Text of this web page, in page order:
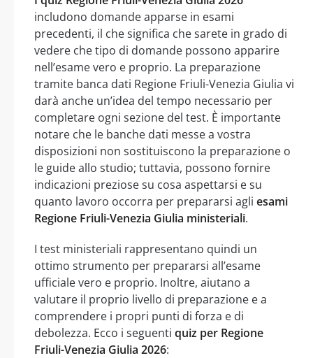
includono domande apparse in esami
precedenti, il che significa che sarete in grado di
vedere che tipo di domande possono apparire
nell’esame vero e proprio. La preparazione
tramite banca dati Regione Friuli-Venezia Giulia vi
darà anche un’idea del tempo necessario per
completare ogni sezione del test. È importante
notare che le banche dati messe a vostra
disposizioni non sostituiscono la preparazione o
le guide allo studio; tuttavia, possono fornire
indicazioni preziose su cosa aspettarsi e su
quanto lavoro occorra per prepararsi agli esami
Regione Friuli-Venezia Giulia ministeriali.
I test ministeriali rappresentano quindi un
ottimo strumento per prepararsi all’esame
ufficiale vero e proprio. Inoltre, aiutano a
valutare il proprio livello di preparazione e a
comprendere i propri punti di forza e di
debolezza. Ecco i seguenti quiz per Regione
Friuli-Venezia Giulia 2026: